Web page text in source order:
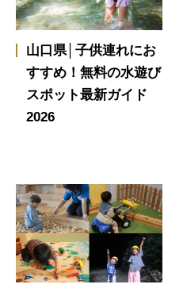
山口県│子供連れにお
すすめ！無料の水遊び
スポット最新ガイド
2026